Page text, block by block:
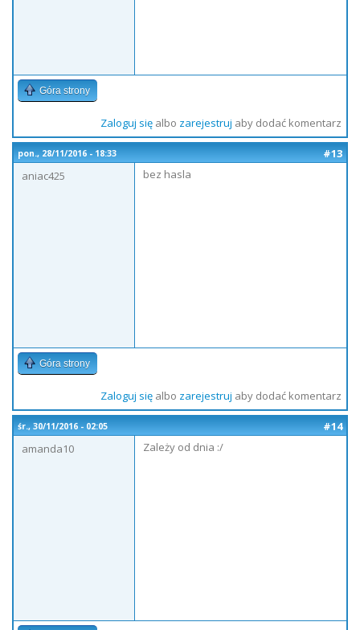
Góra strony
Zaloguj sięalbo zarejestruj aby dodać komentarz
pon., 28/11/2016 - 18:33
#13
aniac425
bez hasla
Góra strony
Zaloguj sięalbo zarejestruj aby dodać komentarz
śr., 30/11/2016 - 02:05
#14
amanda10
Zależy od dnia :/